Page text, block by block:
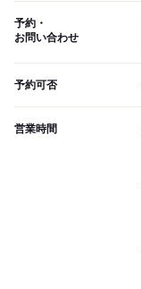
予約・
お問い合わせ
予約可否
営業時間